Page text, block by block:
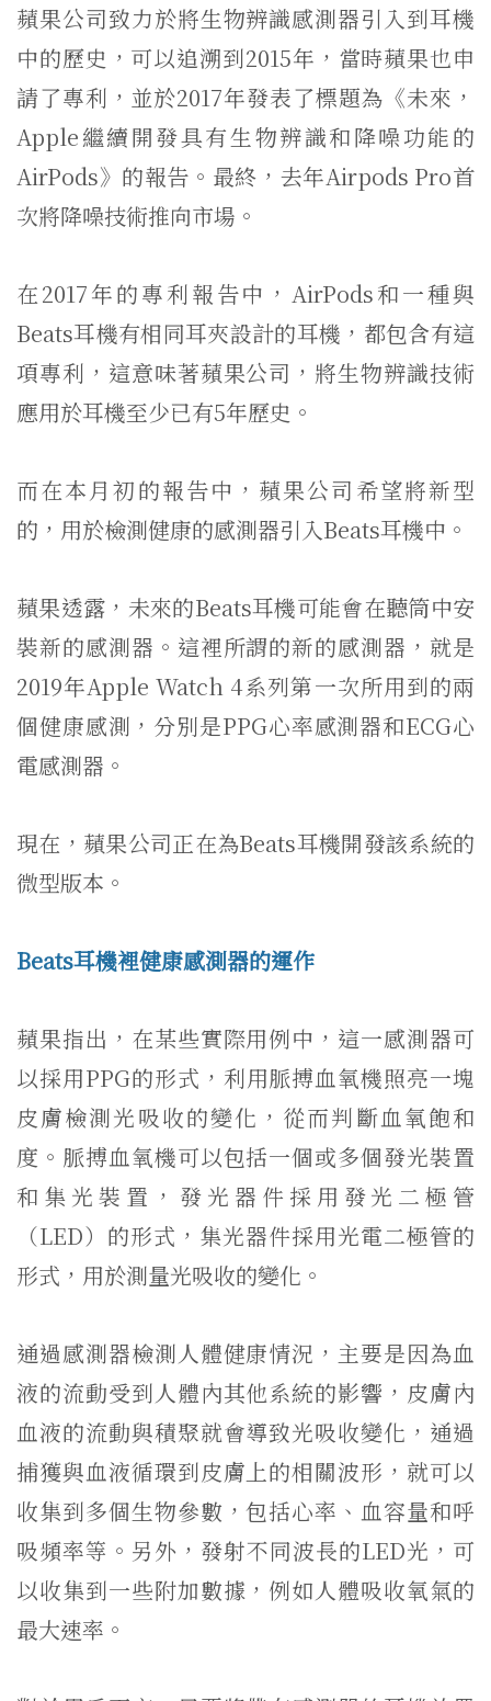
蘋果公司致力於將生物辨識感測器引入到耳機
中的歷史，可以追溯到2015年，當時蘋果也申
請了專利，並於2017年發表了標題為《未來，
Apple繼續開發具有生物辨識和降噪功能的
AirPods》的報告。最終，去年Airpods Pro首
次將降噪技術推向市場。
在2017年的專利報告中，AirPods和一種與
Beats耳機有相同耳夾設計的耳機，都包含有這
項專利，這意味著蘋果公司，將生物辨識技術
應用於耳機至少已有5年歷史。
而在本月初的報告中，蘋果公司希望將新型
的，用於檢測健康的感測器引入Beats耳機中。
蘋果透露，未來的Beats耳機可能會在聽筒中安
裝新的感測器。這裡所謂的新的感測器，就是
2019年Apple Watch 4系列第一次所用到的兩
個健康感測，分別是PPG心率感測器和ECG心
電感測器。
現在，蘋果公司正在為Beats耳機開發該系統的
微型版本。
Beats耳機裡健康感測器的運作
蘋果指出，在某些實際用例中，這一感測器可
以採用PPG的形式，利用脈搏血氧機照亮一塊
皮膚檢測光吸收的變化，從而判斷血氧飽和
度。脈搏血氧機可以包括一個或多個發光裝置
和集光裝置，發光器件採用發光二極管
（LED）的形式，集光器件採用光電二極管的
形式，用於測量光吸收的變化。
通過感測器檢測人體健康情況，主要是因為血
液的流動受到人體內其他系統的影響，皮膚內
血液的流動與積聚就會導致光吸收變化，通過
捕獲與血液循環到皮膚上的相關波形，就可以
收集到多個生物參數，包括心率、血容量和呼
吸頻率等。另外，發射不同波長的LED光，可
以收集到一些附加數據，例如人體吸收氧氣的
最大速率。